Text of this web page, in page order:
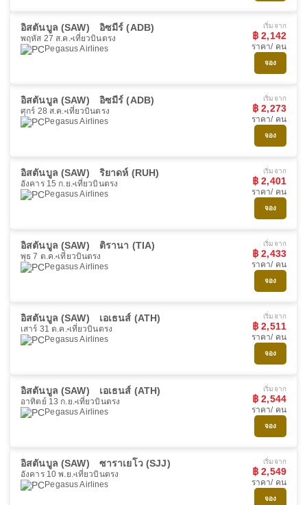
อิสตันบูล (SAW) อิซมีร์ (ADB)
พฤหัส 27 ส.ค. เที่ยวบินตรง
Pegasus Airlines
เริ่มจาก
฿ 2,142
ราคา/ คน
จอง
อิสตันบูล (SAW) อิซมีร์ (ADB)
ศุกร์ 28 ส.ค. เที่ยวบินตรง
Pegasus Airlines
เริ่มจาก
฿ 2,273
ราคา/ คน
จอง
อิสตันบูล (SAW) ริยาดห์ (RUH)
อังคาร 15 ก.ย. เที่ยวบินตรง
Pegasus Airlines
เริ่มจาก
฿ 2,401
ราคา/ คน
จอง
อิสตันบูล (SAW) ติรานา (TIA)
พุธ 7 ต.ค. เที่ยวบินตรง
Pegasus Airlines
เริ่มจาก
฿ 2,433
ราคา/ คน
จอง
อิสตันบูล (SAW) เอเธนส์ (ATH)
เสาร์ 31 ต.ค. เที่ยวบินตรง
Pegasus Airlines
เริ่มจาก
฿ 2,511
ราคา/ คน
จอง
อิสตันบูล (SAW) เอเธนส์ (ATH)
อาทิตย์ 13 ก.ย. เที่ยวบินตรง
Pegasus Airlines
เริ่มจาก
฿ 2,544
ราคา/ คน
จอง
อิสตันบูล (SAW) ซาราเยโว (SJJ)
อังคาร 10 พ.ย. เที่ยวบินตรง
Pegasus Airlines
เริ่มจาก
฿ 2,549
ราคา/ คน
จอง